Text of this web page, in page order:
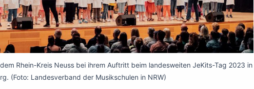
Rhein-Kreis Neuss bei ihrem Auftritt beim landesweiten JeKits-Tag 2023 in
(Foto: Landesverband der Musikschulen in NRW)